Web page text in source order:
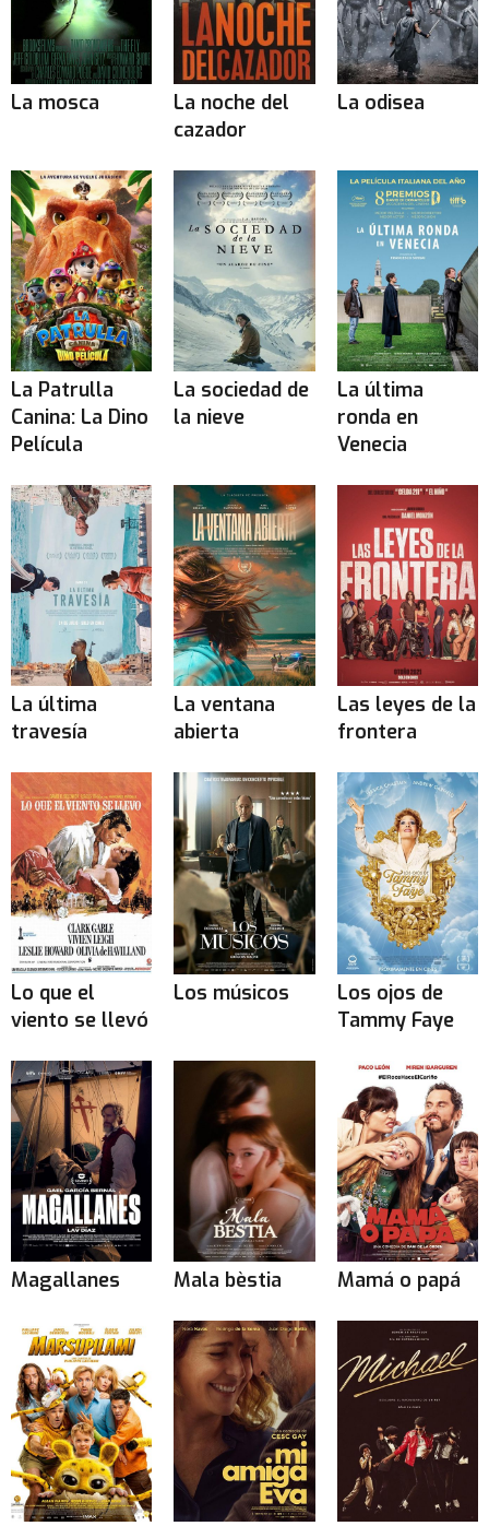
La mosca
La noche del
cazador
La odisea
La Patrulla
Canina: La Dino
Película
La sociedad de
la nieve
La última
ronda en
Venecia
La última
travesía
La ventana
abierta
Las leyes de la
frontera
Lo que el
viento se llevó
Los músicos
Los ojos de
Tammy Faye
Magallanes Mala bèstia Mamá o papá